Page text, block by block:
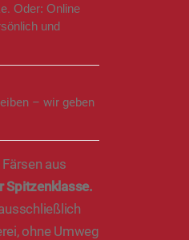
Oder: Online
und
– wir geben
aus
Spitzenklasse.
ohne Umweg